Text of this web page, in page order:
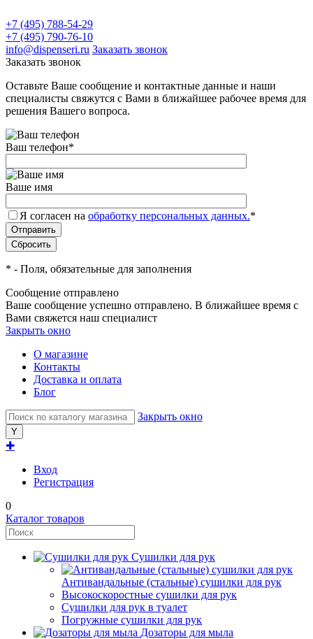
+7 (495) 788-54-29
+7 (495) 790-76-10
info@dispenseri.ru Заказать звонок
Заказать звонок
Оставьте Ваше сообщение и контактные данные и наши
специалисты свяжутся с Вами в ближайшее рабочее время для
решения Вашего вопроса.
Ваш телефон*
Ваше имя
Я согласен на обработку персональных данных.*
* - Поля, обязательные для заполнения
Сообщение отправлено
Ваше сообщение успешно отправлено. В ближайшее время с
Вами свяжется наш специалист
Закрыть окно
О магазине
Контакты
Доставка и оплата
Блог
Закрыть окно
✚
Вход
Регистрация
0
Каталог товаров
Сушилки для рук
Антивандальные (стальные) сушилки для рук
Высокоскоростные сушилки для рук
Сушилки для рук в туалет
Погружные сушилки для рук
Дозаторы для мыла